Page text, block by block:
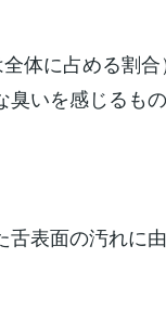
体に占める割合
いを感じるもの
表面の汚れに